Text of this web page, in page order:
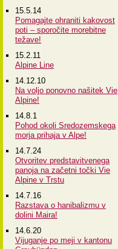
15.5.14
Pomagajte ohraniti kakovost
poti – sporočite morebitne
težave!
15.2.11
Alpine Line
14.12.10
Na voljo ponovno našitek Vie
Alpine!
14.8.1
Pohod okoli Sredozemskega
morja prihaja v Alpe!
14.7.24
Otvoritev predstavitvenega
panoja na začetni točki Vie
Alpine v Trstu
14.7.16
Razstava o hanibalizmu v
dolini Maira!
14.6.20
Vijuganje po meji v kantonu